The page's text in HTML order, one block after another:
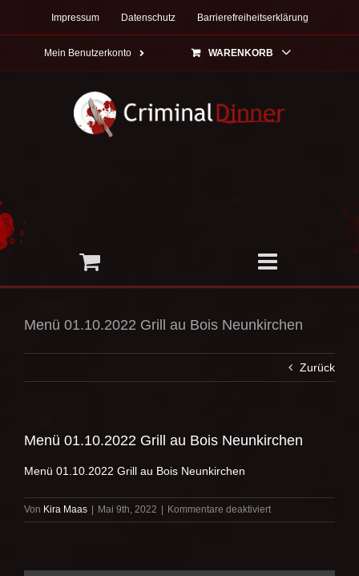
Impressum Datenschutz Barrierefreiheitserklärung
Mein Benutzerkonto WARENKORB
Menü 01.10.2022 Grill au Bois Neunkirchen
Zurück
Menü 01.10.2022 Grill au Bois Neunkirchen
Menü 01.10.2022 Grill au Bois Neunkirchen
Von Kira Maas | Mai 9th, 2022 | Kommentare deaktiviertfür
Menü
au